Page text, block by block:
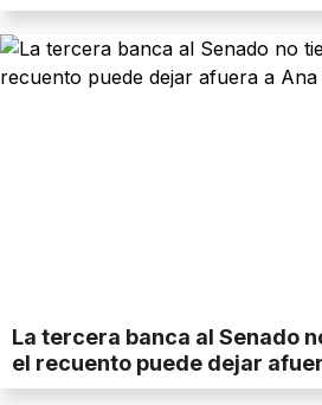
La tercera banca al Senado
el recuento puede dejar